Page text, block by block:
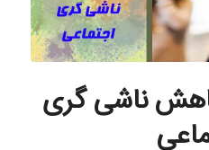
ناشی گری